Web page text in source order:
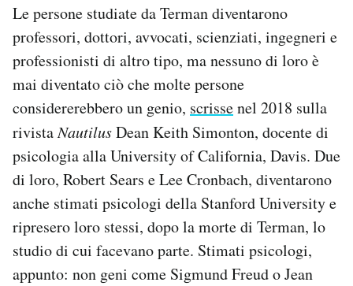
Le persone studiate da Terman diventarono
professori, dottori, avvocati, scienziati, ingegneri e
professionisti di altro tipo, ma nessuno di loro è
mai diventato ciò che molte persone
considererebbero un genio, scrissenel 2018 sulla
rivistaNautilusDean Keith Simonton, docente di
psicologia alla University of California, Davis. Due
di loro, Robert Sears e Lee Cronbach, diventarono
anche stimati psicologi della Stanford University e
ripresero loro stessi, dopo la morte di Terman, lo
studio di cui facevano parte. Stimati psicologi,
appunto: non geni come Sigmund Freud o Jean